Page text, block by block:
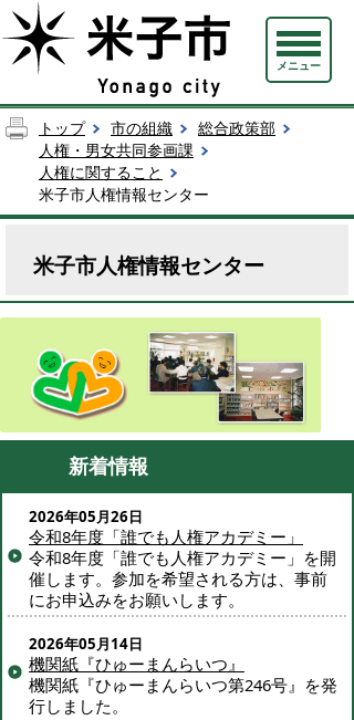
メニュー
トップ 市の組織
総合政策部
人権・男女共同参画課
人権に関すること
米子市人権情報センター
米子市人権情報センター
新着情報
2026年05月26日
令和8年度「誰でも人権アカデミー」
令和8年度「誰でも人権アカデミー」を開
催します。参加を希望される方は、事前
にお申込みをお願いします。
2026年05月14日
機関紙『ひゅーまんらいつ』
機関紙『ひゅーまんらいつ第246号』を発
行しました。